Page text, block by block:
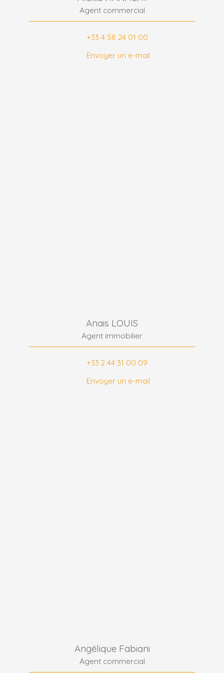
Agent commercial
+33 4 58 24 01 00
Envoyer un e-mail
Anais LOUIS
Agent immobilier
+33 2 44 31 00 09
Envoyer un e-mail
Angélique Fabiani
Agent commercial